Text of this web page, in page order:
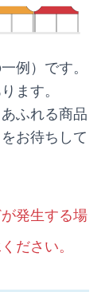
例）です。
ます。
ふれる商品
お待ちして
発生する場
ださい。